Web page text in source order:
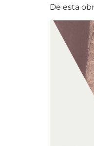
De esta